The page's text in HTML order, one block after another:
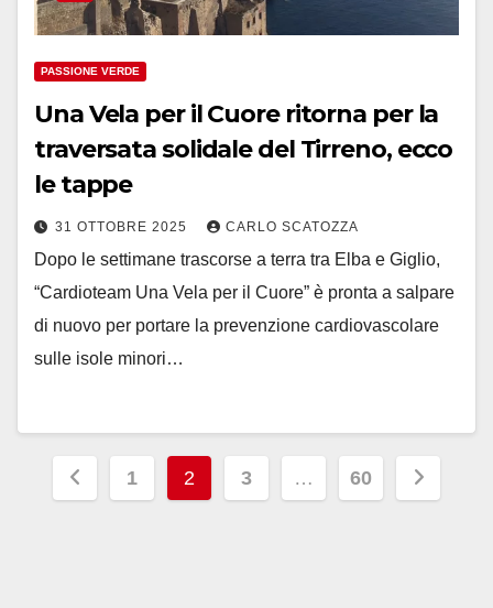
PASSIONE VERDE
Una Vela per il Cuore ritorna per la
traversata solidale del Tirreno, ecco
le tappe
31 OTTOBRE 2025 CARLO SCATOZZA
Dopo le settimane trascorse a terra tra Elba e Giglio,
“Cardioteam Una Vela per il Cuore” è pronta a salpare
di nuovo per portare la prevenzione cardiovascolare
sulle isole minori…
Paginazione
1 2 3 … 60